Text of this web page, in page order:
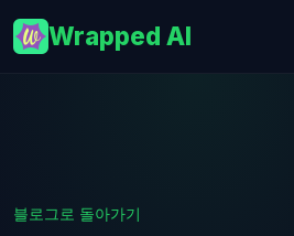
Wrapped AI
블로그로 돌아가기